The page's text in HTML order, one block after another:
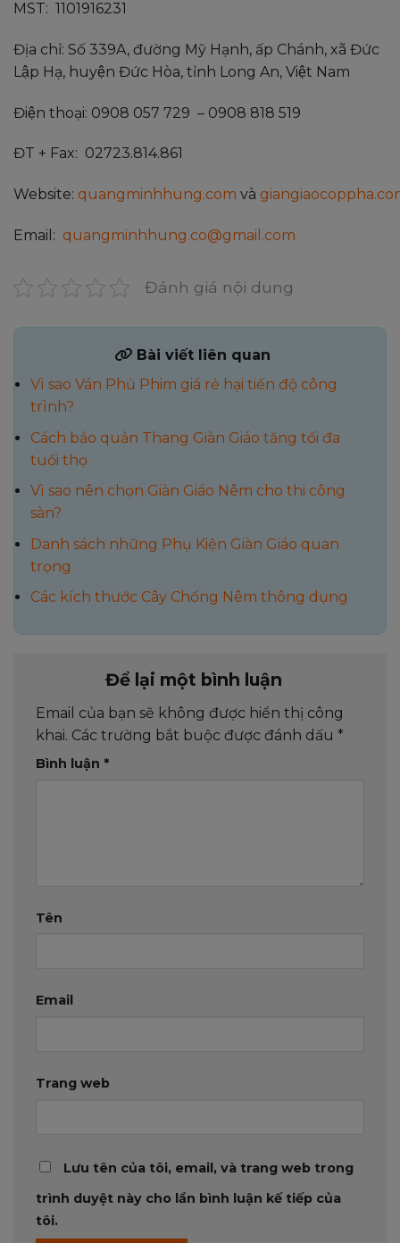
MST: 1101916231
Địa chỉ: Số 339A, đường Mỹ Hạnh, ấp Chánh, xã Đức
Lập Hạ, huyện Đức Hòa, tỉnh Long An, Việt Nam
Điện thoại: 0908 057 729 – 0908 818 519
ĐT + Fax: 02723.814.861
Website: quangminhhung.com và
Email: quangminhhung.co@gmail.com
Đánh giá nội dung
Bài viết liên quan
Vì sao Ván Phủ Phim giá rẻ hại tiến độ công
trình?
Cách bảo quản Thang Giàn Giáo tăng tối đa
tuổi thọ
Vì sao nên chọn Giàn Giáo Nêm cho thi công
sàn?
Danh sách những Phụ Kiện Giàn Giáo quan
trọng
Các kích thước Cây Chống Nêm thông dụng
Để lại một bình luận
Email của bạn sẽ không được hiển thị công
khai. Các trường bắt buộc được đánh dấu *
Bình luận *
Tên
Email
Trang web
Lưu tên của tôi, email, và trang web trong
trình duyệt này cho lần bình luận kế tiếp của
tôi.